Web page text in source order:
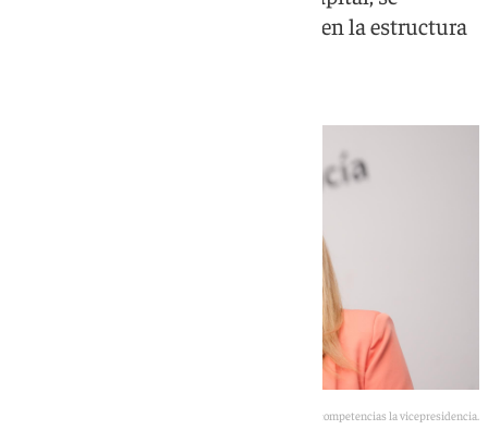
mantiene sumando además peso en la estructura
Carolina España suma a sus competencias la vicepresidencia.